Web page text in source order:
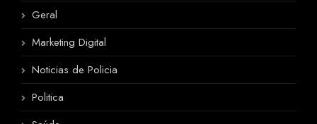
Geral
Marketing Digital
Noticias de Policia
Politica